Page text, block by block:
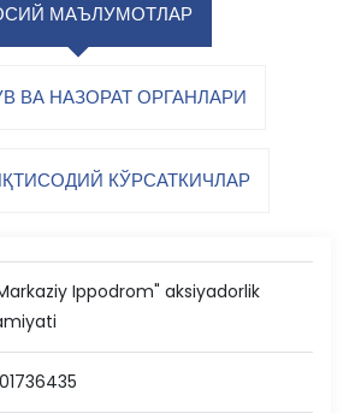
МАЪЛУМОТЛАР
ВА НАЗОРАТ ОРГАНЛАРИ
КЎРСАТКИЧЛАР
Ippodrom" aksiyadorlik